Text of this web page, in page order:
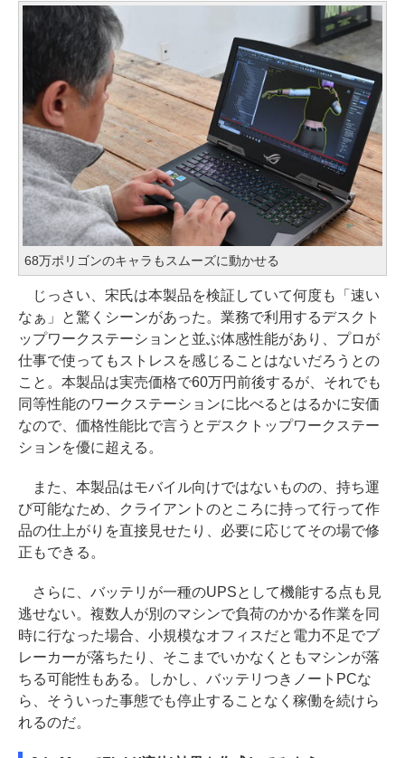
68万ポリゴンのキャラもスムーズに動かせる
じっさい、宋氏は本製品を検証していて何度も「速い
なぁ」と驚くシーンがあった。業務で利用するデスクト
ップワークステーションと並ぶ体感性能があり、プロが
仕事で使ってもストレスを感じることはないだろうとの
こと。本製品は実売価格で60万円前後するが、それでも
同等性能のワークステーションに比べるとはるかに安価
なので、価格性能比で言うとデスクトップワークステー
ションを優に超える。
また、本製品はモバイル向けではないものの、持ち運
び可能なため、クライアントのところに持って行って作
品の仕上がりを直接見せたり、必要に応じてその場で修
正もできる。
さらに、バッテリが一種のUPSとして機能する点も見
逃せない。複数人が別のマシンで負荷のかかる作業を同
時に行なった場合、小規模なオフィスだと電力不足でブ
レーカーが落ちたり、そこまでいかなくともマシンが落
ちる可能性もある。しかし、バッテリつきノートPCな
ら、そういった事態でも停止することなく稼働を続けら
れるのだ。